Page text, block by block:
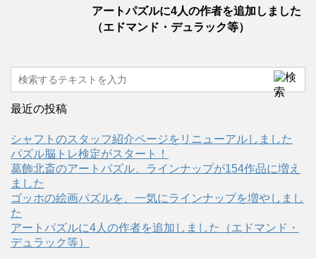
アートパズルに4人の作者を追加しました
（エドマンド・デュラック等）
最近の投稿
シャフトのスタッフ紹介ページをリニューアルしました
パズル脳トレ検定がスタート！
葛飾北斎のアートパズル、ラインナップが154作品に増え
ました
ゴッホの絵画パズルを、一気にラインナップを増やしまし
た
アートパズルに4人の作者を追加しました（エドマンド・
デュラック等）